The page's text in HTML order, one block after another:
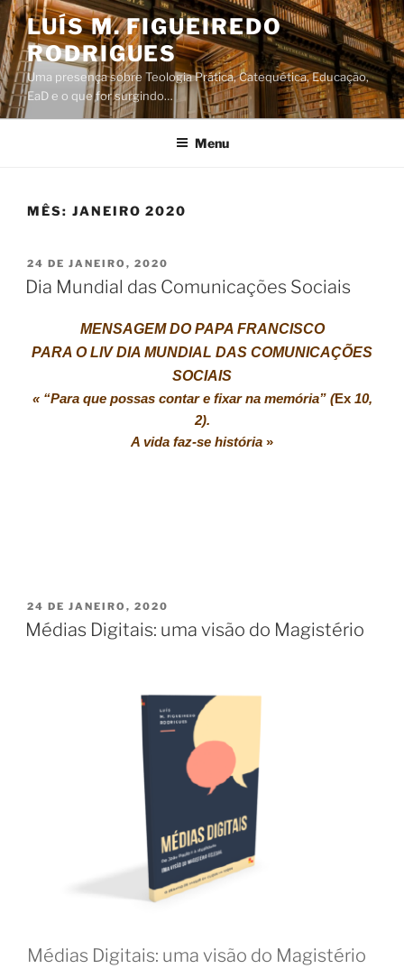
Saltar
para
o
conteúdo
LUÍS M. FIGUEIREDO
RODRIGUES
Uma presença sobre Teologia Prática, Catequética, Educação,
EaD e o que for surgindo…
Menu
MÊS: JANEIRO 2020
PUBLICADO
EM
24 DE JANEIRO, 2020
Dia Mundial das Comunicações Sociais
MENSAGEM DO PAPA FRANCISCO
PARA O LIV DIA MUNDIAL DAS COMUNICAÇÕES
SOCIAIS
« “Para que possas contar e fixar na memória” (Ex10,
2).
A vida faz-se história »
PUBLICADO
EM
24 DE JANEIRO, 2020
Médias Digitais: uma visão do Magistério
Médias Digitais: uma visão do Magistério